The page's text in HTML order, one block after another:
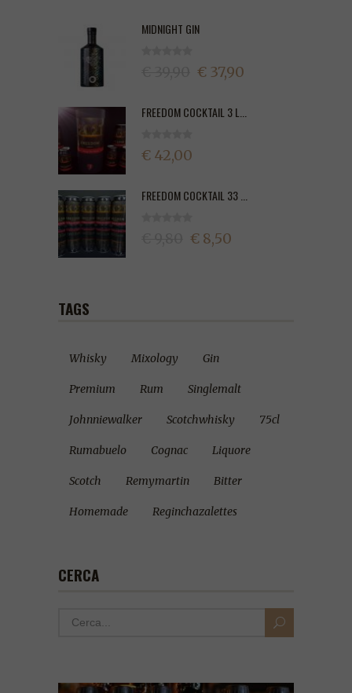
MIDNIGHT GIN
€ 37,90
FREEDOM COCKTAIL 3 L...
€ 42,00
FREEDOM COCKTAIL 33 ...
€ 8,50
TAGS
Whisky Mixology Gin
Premium Rum Singlemalt
Johnniewalker Scotchwhisky 75cl
Rumabuelo Cognac Liquore
Scotch Remymartin Bitter
Homemade Reginchazalettes
CERCA